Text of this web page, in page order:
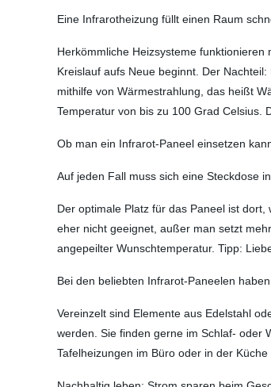
Eine Infrarotheizung füllt einen Raum
Herkömmliche Heizsysteme
Kreislauf aufs Neue beginnt. Der
mithilfe von Wärmestrahlung, das heißt
Temperatur von bis zu 100 Grad Celsius.
Ob man ein Infrarot-Paneel einsetzen
Auf jeden Fall muss sich eine Steckdose
Der optimale Platz für das Paneel ist
eher nicht geeignet, außer man setzt
angepeilter Wunschtemperatur. Tipp:
Bei den beliebten Infrarot-Paneelen
Vereinzelt sind Elemente aus Edelstahl
werden. Sie finden gerne im Schlaf- oder
Tafelheizungen im Büro oder in der Küche